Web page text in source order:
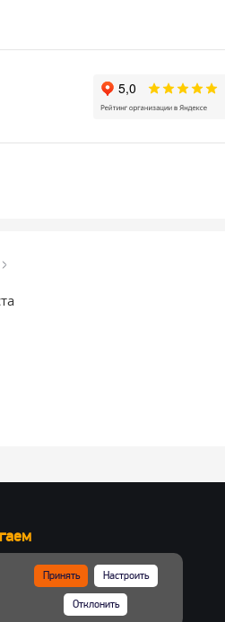
вилочных погрузчиков
диски
Принять Настроить
Отклонить